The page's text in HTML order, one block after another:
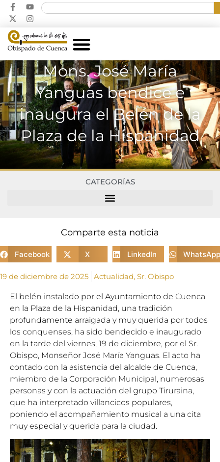
Mons. José María
Yanguas bendice e
inaugura el Belén de la
Plaza de la Hispanidad
CATEGORÍAS
Comparte esta noticia
Facebook X LinkedIn WhatsApp
19 de diciembre de 2025 Actualidad, Sr. Obispo
El belén instalado por el Ayuntamiento de Cuenca
en la Plaza de la Hispanidad, una tradición
profundamente arraigada y muy querida por todos
los conquenses, ha sido bendecido e inaugurado
en la tarde del viernes, 19 de diciembre, por el Sr.
Obispo, Monseñor José María Yanguas. El acto ha
contado con la asistencia del alcalde de Cuenca,
miembro de la Corporación Municipal, numerosas
personas y con la actuación del grupo Tiruraina,
que ha interpretado villancicos populares,
poniendo el acompañamiento musical a una cita
muy especial y querida para la ciudad.